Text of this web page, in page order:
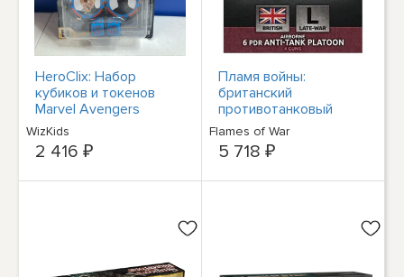
HeroClix: Набор
кубиков и токенов
Marvel Avengers
Fantastic Four Empyre
WizKids
2 416 ₽
Пламя войны:
британский
противотанковый
взвод 6PDR (конец
войны)
Flames of War
5 718 ₽